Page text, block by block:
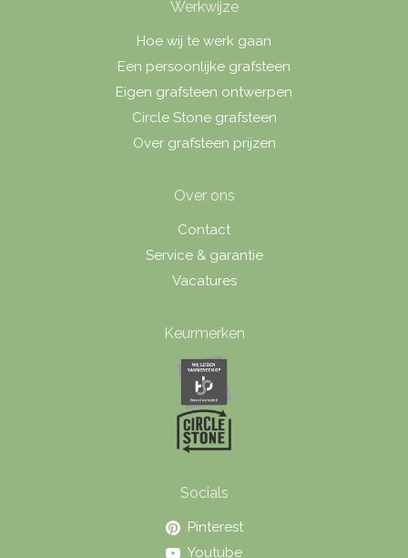
Werkwijze
Hoe wij te werk gaan
Een persoonlijke grafsteen
Eigen grafsteen ontwerpen
Circle Stone grafsteen
Over grafsteen prijzen
Over ons
Contact
Service & garantie
Vacatures
Keurmerken
Socials
Pinterest
Youtube